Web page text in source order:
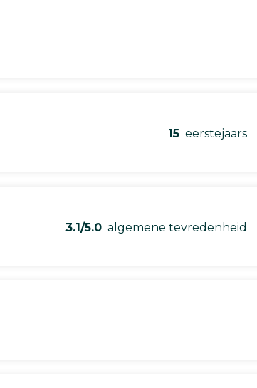
15 eerstejaars
3.1/5.0 algemene tevredenheid